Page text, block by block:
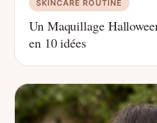
SKINCARE ROUTINE
Un Maquillage
en 10 idées